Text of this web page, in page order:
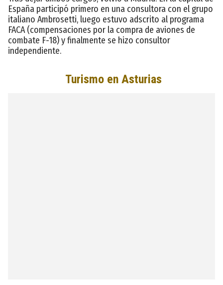
España participó primero en una consultora con el grupo
italiano Ambrosetti, luego estuvo adscrito al programa
FACA (compensaciones por la compra de aviones de
combate F-18) y finalmente se hizo consultor
independiente.